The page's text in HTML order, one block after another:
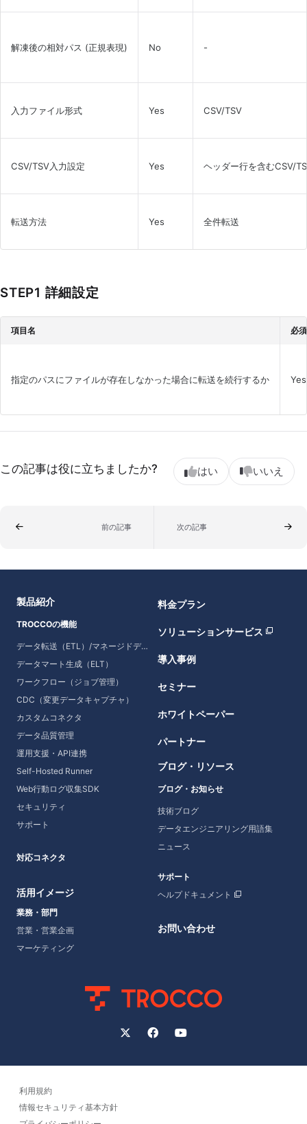
解凍後の相対パス (正規表現) No -
入力ファイル形式 Yes CSV/TSV
CSV/TSV入力設定 Yes ヘッダー行を含むCSV/
転送方法 Yes 全件転送
STEP1 詳細設定
項目名 必須
指定のパスにファイルが存在しなかった場合に転送を続行するか Yes
この記事は役に立ちましたか? はい いいえ
前の記事 次の記事
製品紹介
TROCCOの機能
データ転送（ETL）/マネージドデータ転送
データマート生成（ELT）
ワークフロー（ジョブ管理）
CDC（変更データキャプチャ）
カスタムコネクタ
データ品質管理
運用支援・API連携
Self-Hosted Runner
Web行動ログ収集SDK
セキュリティ
サポート
対応コネクタ
活用イメージ
業務・部門
営業・営業企画
マーケティング
料金プラン
ソリューションサービス
導入事例
セミナー
ホワイトペーパー
パートナー
ブログ・リソース
ブログ・お知らせ
技術ブログ
データエンジニアリング用語集
ニュース
サポート
ヘルプドキュメント
お問い合わせ
利用規約
情報セキュリティ基本方針